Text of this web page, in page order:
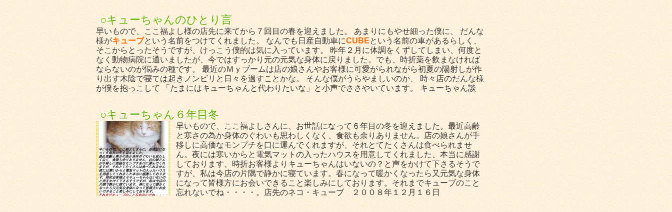
○キューちゃんのひとり言
早いもので、ここ福よし様の店先に来てから７回目の春を迎えました。 あまりにもやせ細った僕に、 だんな
様がキューブという名前をつけてくれました。 なんでも日産自動車にCUBEという名前の車があるらしく、
そこからとったそうですが、けっこう僕的は気に入っています。 昨年２月に体調をくずしてしまい、何度と
なく動物病院に通いましたが、今ではすっかり元の元気な身体に戻りました。でも、時折薬を飲まなければ
ならないのが悩みの種です。 最近のＭｙブームは店の娘さんやお客様に可愛がられながら初夏の陽射しが作
り出す木陰で寝ては起きノンビリと日々を過すことかな。 そんな僕がうらやましいのか、 時々店のだんな様
が僕を抱っこして 「たまにはキューちゃんと代わりたいな」と小声でささやいています。 キューちゃん談
○キューちゃん６年目冬
早いもので、ここ福よしさんに、お世話になって６年目の冬を迎えました。最近高齢
と寒さの為か身体のぐわいも思わしくなく、食欲も余りありません。店の娘さんが手
移しに高価なモンプチを口に運んでくれますが、それとてたくさんは食べられませ
ん。夜には寒いからと電気マットの入ったハウスを用意してくれました、本当に感謝
しております、時折お客様よりキューちゃんはいないの？と声をかけて下さるそうで
すが、私は今店の片隅で静かに寝ています。春になって暖かくなったら又元気な身体
になって皆様方にお会いできること楽しみにしております。それまでキューブのこと
忘れないでね・・・・。店先のネコ・キューブ ２００８年１２月１６日